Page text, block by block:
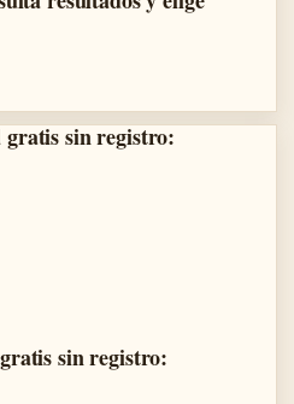
sin registro: